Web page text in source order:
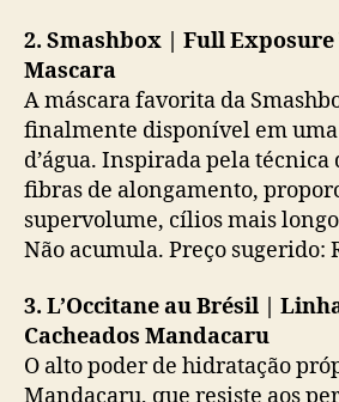
2. Smashbox | Full
Mascara
A máscara favorita da
finalmente disponível em
d’água. Inspirada pela técnica
fibras de alongamento,
supervolume, cílios mais
Não acumula. Preço sugerido:
3. L’Occitane au Brésil |
Cacheados Mandacaru
O alto poder de hidratação